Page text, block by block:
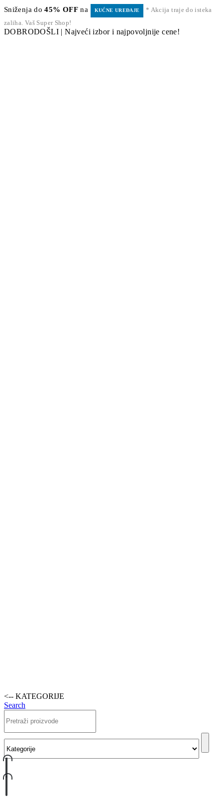
Sniženja do45% OFF na KUĆNE UREĐAJE
* Akcija traje do isteka
zaliha. Vaš Super Shop!
DOBRODOŠLI | Najveći izbor i najpovoljnije cene!
<-- KATEGORIJE
Search